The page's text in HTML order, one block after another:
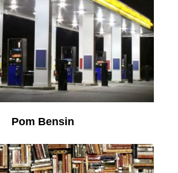
Pom Bensin